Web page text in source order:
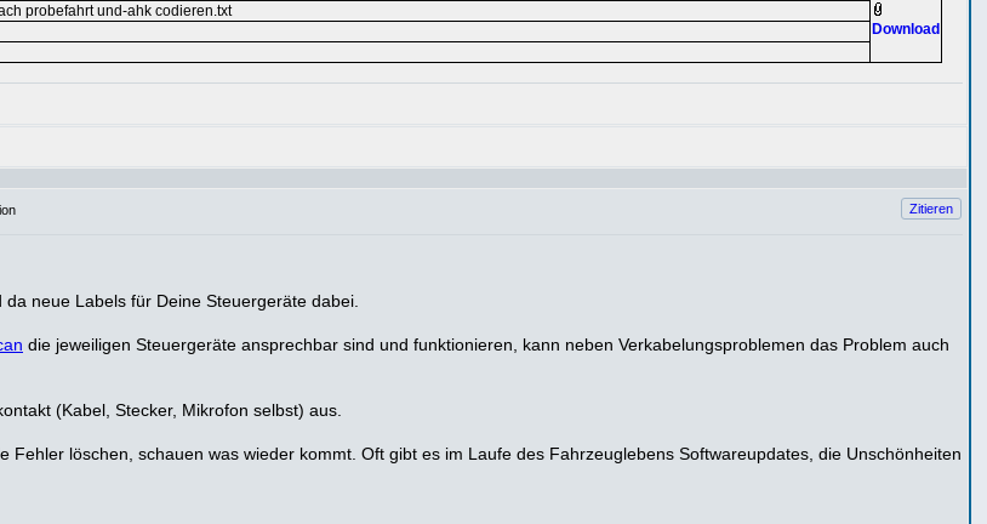
Download
probefahrt und-ahk codieren.txt
Zitieren
neue Labels für Deine Steuergeräte dabei.
die jeweiligen Steuergeräte ansprechbar sind und funktionieren, kann neben Verkabelungsproblemen das Problem auch
(Kabel, Stecker, Mikrofon selbst) aus.
Fehler löschen, schauen was wieder kommt. Oft gibt es im Laufe des Fahrzeuglebens Softwareupdates, die Unschönheiten